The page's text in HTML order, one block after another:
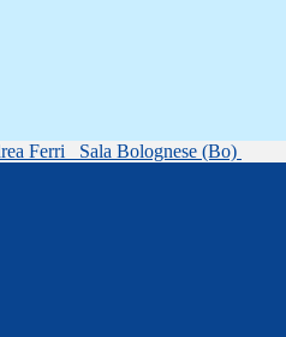
Ferri Sala Bolognese (Bo)